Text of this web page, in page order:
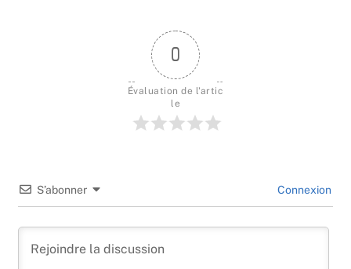
0
Évaluation de l'artic
le
S’abonner Connexion